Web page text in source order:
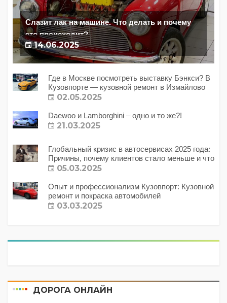
Слазит лак на машине. Что делать и почему
это происходит?
14.06.2025
Где в Москве посмотреть выставку Бэнкси? В
Кузовпорте — кузовной ремонт в Измайлово
02.05.2025
Daewoo и Lamborghini – одно и то же?!
21.03.2025
Глобальный кризис в автосервисах 2025 года:
Причины, почему клиентов стало меньше и что
с этим делать?
05.03.2025
Опыт и профессионализм Кузовпорт: Кузовной
ремонт и покраска автомобилей
03.03.2025
ДОРОГА ОНЛАЙН